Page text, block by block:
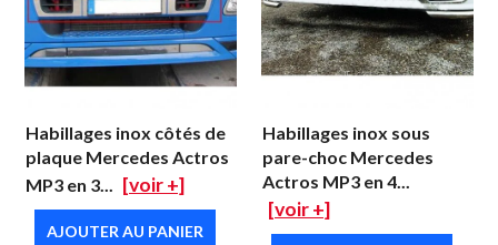
Habillages inox côtés de
plaque Mercedes Actros
MP3 en 3... [voir +]
AJOUTER AU PANIER
Habillages inox sous
pare-choc Mercedes
Actros MP3 en 4...
[voir +]